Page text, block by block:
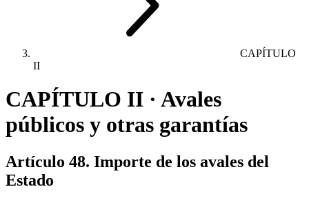
CAPÍTULO
II
CAPÍTULO II · Avales
públicos y otras garantías
Artículo 48. Importe de los avales del
Estado